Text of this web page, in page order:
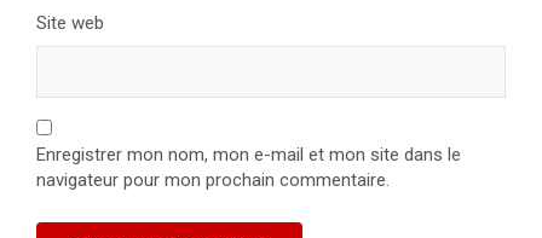
Site web
Enregistrer mon nom, mon e-mail et mon site dans le
navigateur pour mon prochain commentaire.